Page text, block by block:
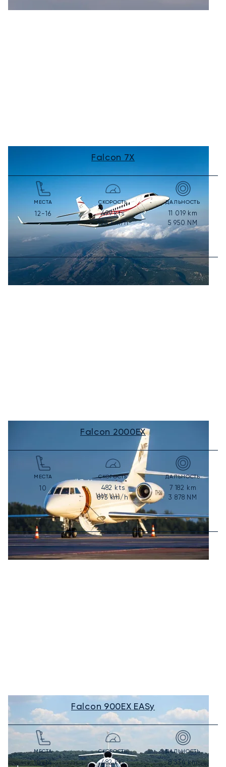
Falcon 7X
МЕСТА
12-16
СКОРОСТЬ
499kts
924km/h
ДАЛЬНОСТЬ
11 019 km
5 950 NM
Falcon 2000EX
МЕСТА
10
СКОРОСТЬ
482 kts
893km/h
ДАЛЬНОСТЬ
7 182 km
3 878 NM
Falcon 900EX EASy
МЕСТА
10-14
СКОРОСТЬ
482kts
ДАЛЬНОСТЬ
8 334km